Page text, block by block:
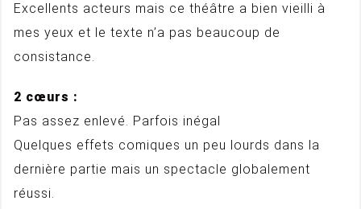
Excellents acteurs mais ce théâtre a bien vieilli à
mes yeux et le texte n’a pas beaucoup de
consistance.
2 cœurs :
Pas assez enlevé. Parfois inégal
Quelques effets comiques un peu lourds dans la
dernière partie mais un spectacle globalement
réussi.